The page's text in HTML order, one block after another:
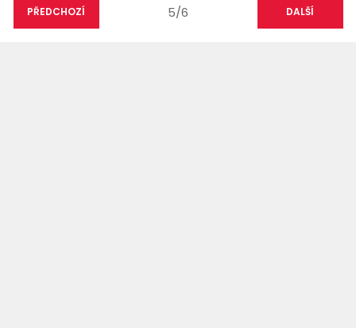
PŘEDCHOZÍ 5/6 DALŠÍ